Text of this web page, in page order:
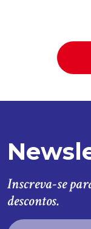
Inscreva-se
descontos.